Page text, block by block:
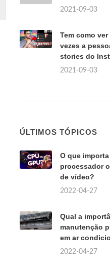
2021-09-03
Tem como
vezes a
stories do
2021-09-03
ÚLTIMOS TÓPICOS
O que importa
processador
de vídeo?
2022-04-27
Qual a
manutenção
em ar
2022-04-27